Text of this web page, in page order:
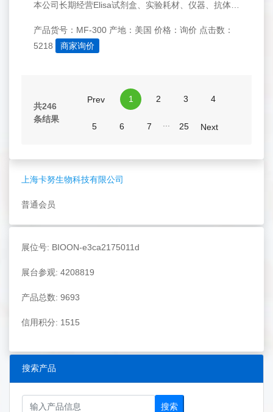
上海卡努生物科技有限公司
普通会员
展位号: BIOON-e3ca2175011d
展台参观: 4208819
产品总数: 9693
信用积分: 1515
搜索产品
搜索
产品货号：MF-300 产地：美国 价格：询价 点击数：
5218
商家询价
共246
条结果
Prev 1 2 3 4
5 6 7 25 Next